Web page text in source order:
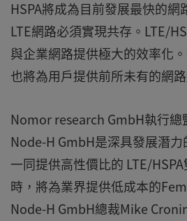
HSPA將成為目前發展最快的網
LTE網路必須實現共存。LTE/
與企業網路提供極大的效率化
也將為用戶提供前所未有的網
Nomor research GmbH執行總
Node-H GmbH是深具發展潛
一同提供高性價比的 LTE/
時，將為業界提供低成本的
Node-H GmbH總裁Mike